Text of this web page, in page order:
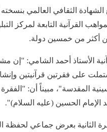
الثقافي العالمي
القرآنية التابعة لمركز
أكثر من خمسين دولة.
الأستاذ أحمد الشامي: "إن
على فقرتين قرآنيتين
المقدسة"، مبيناً أن:
الإمام الحسين (عليه السلام)".
الثانية بعرض جماعي لحفظة